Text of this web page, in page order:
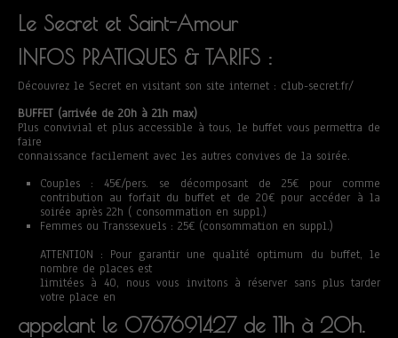
Le Secret et Saint-Amour
INFOS PRATIQUES & TARIFS :
Découvrez le Secret en visitant son site internet : club-secret.fr/
BUFFET (arrivée de 20h à 21h max)
Plus convivial et plus accessible à tous, le buffet vous permettra de
faire
connaissance facilement avec les autres convives de la soirée.
Couples : 45€/pers. se décomposant de 25€ pour comme
contribution au forfait du buffet et de 20€ pour accéder à la
soirée après 22h ( consommation en suppl.)
Femmes ou Transsexuels : 25€ (consommation en suppl.)
ATTENTION : Pour garantir une qualité optimum du buffet, le
nombre de places est
limitées à 40, nous vous invitons à réserver sans plus tarder
votre place en
appelant le 0767691427 de 11h à 20h.